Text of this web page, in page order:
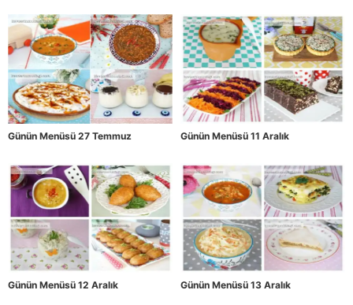
Günün Menüsü 27 Temmuz Günün Menüsü 11 Aralık
Günün Menüsü 12 Aralık Günün Menüsü 13 Aralık